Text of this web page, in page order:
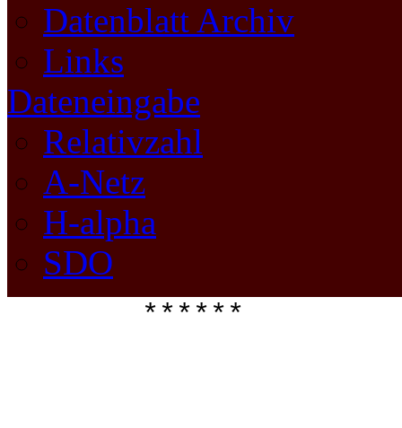
Datenblatt Archiv
Links
Dateneingabe
Relativzahl
A-Netz
H-alpha
SDO
******